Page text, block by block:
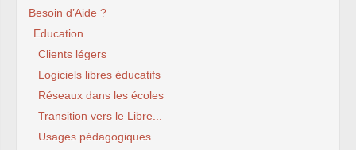
Besoin d’Aide ?
Education
Clients légers
Logiciels libres éducatifs
Réseaux dans les écoles
Transition vers le Libre...
Usages pédagogiques